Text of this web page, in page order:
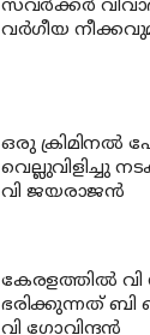
സവര്‍ക്കര്‍
വര്‍ഗീയ
ഒരു ക്രിമിനല്‍
വെല്ലുവിളിച്ചു
വി ജയരാജന്‍
കേരളത്തില്‍
ഭരിക്കുന്നത് ബി
വി ഗോവിന്ദന്‍